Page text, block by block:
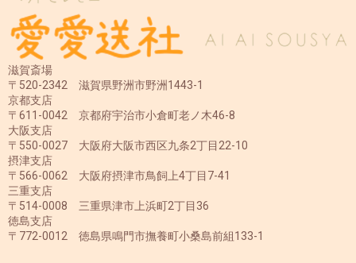
滋賀斎場
〒520-2342 滋賀県野洲市野洲1443-1
京都支店
〒611-0042 京都府宇治市小倉町老ノ木46-8
大阪支店
〒550-0027 大阪府大阪市西区九条2丁目22-10
摂津支店
〒566-0062 大阪府摂津市鳥飼上4丁目7-41
三重支店
〒514-0008 三重県津市上浜町2丁目36
徳島支店
〒772-0012 徳島県鳴門市撫養町小桑島前組133-1